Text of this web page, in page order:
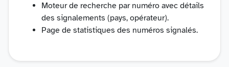
Moteur de recherche par numéro avec détails
des signalements (pays, opérateur).
Page de statistiques des numéros signalés.